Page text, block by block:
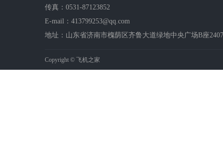
传真：0531-87123852
E-mail：413799253@qq.com
地址：山东省济南市槐荫区齐鲁大道绿地中央广场B座
Copyright © 飞机之家